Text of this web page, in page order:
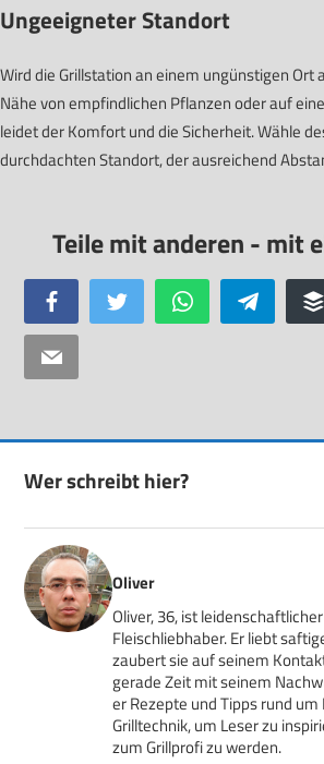
Ungeeigneter Standort
Wird die Grillstation an einem ungünstigen Ort
Nähe von empfindlichen Pflanzen oder auf
leidet der Komfort und die Sicherheit. Wähle
durchdachten Standort, der ausreichend
Facebook Twitter WhatsApp Telegram
Email
Wer schreibt hier?
Oliver
Oliver, 36, ist
Fleischliebhaber. Er liebt
zaubert sie auf seinem
gerade Zeit mit seinem
er Rezepte und Tipps rund
Grilltechnik, um Leser zu
zum Grillprofi zu werden.